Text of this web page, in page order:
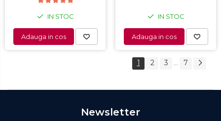
IN STOC
Adauga in cos
IN STOC
Adauga in cos
1 2 3 7
Newsletter